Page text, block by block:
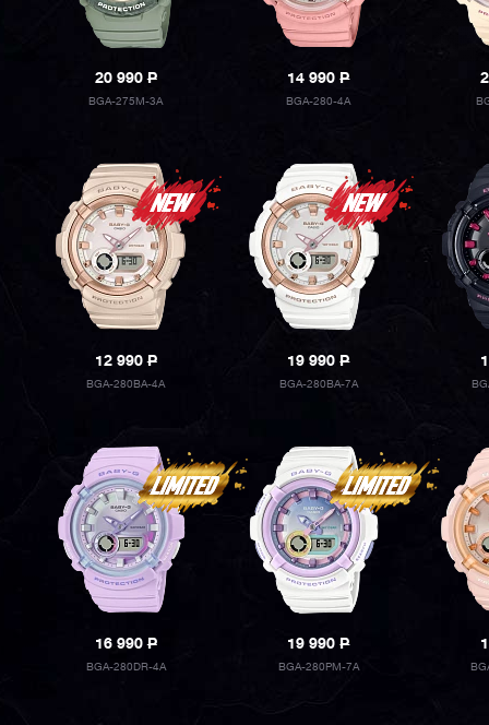
20 990P
BGA-275M-3A
14 990P
BGA-280-4A
12 990P
BGA-280BA-4A
19 990P
BGA-280BA-7A
16 990P
BGA-280DR-4A
19 990P
BGA-280PM-7A